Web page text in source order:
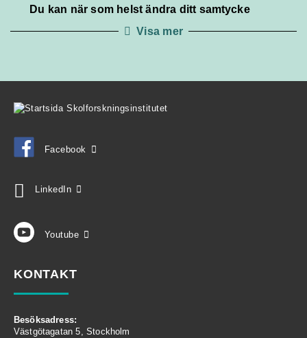
Du kan när som helst ändra ditt samtycke
Visa mer
Facebook
LinkedIn
Youtube
KONTAKT
Besöksadress:
Västgötagatan 5, Stockholm